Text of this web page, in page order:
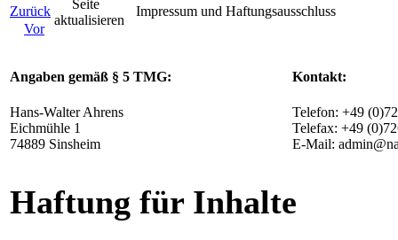
Zurück
Vor
Seite
aktualisieren
Impressum und Haftungsausschluss
Angaben gemäß § 5 TMG:
Hans-Walter Ahrens
Eichmühle 1
74889 Sinsheim
Kontakt:
Telefon: +49
Telefax: +49
E-Mail:
Haftung für Inhalte